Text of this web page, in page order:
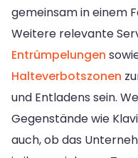
gemeinsam in einem
Weitere relevante
Entrümpelungen
Halteverbotszonen
und Entladens sein.
Gegenstände wie
auch, ob das